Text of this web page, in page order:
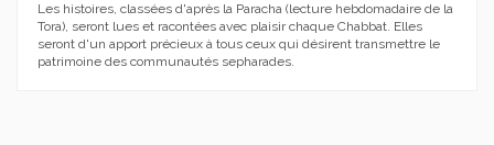
Les histoires, classées d'après la Paracha (lecture hebdomadaire de la
Tora), seront lues et racontées avec plaisir chaque Chabbat. Elles
seront d'un apport précieux à tous ceux qui désirent transmettre le
patrimoine des communautés sepharades.